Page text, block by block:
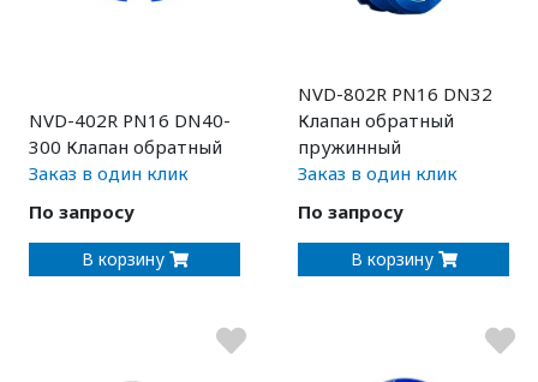
NVD-402R PN16 DN40-
300 Клапан обратный
Заказ в один клик
По запросу
В корзину
NVD-802R PN16 DN32
Клапан обратный
пружинный
Заказ в один клик
По запросу
В корзину